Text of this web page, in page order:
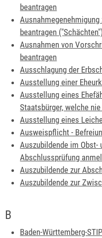
beantragen
beantragen
Ausnahmen von
beantragen
Ausschlagung der
Ausstellung einer
Ausstellung eines
Staatsbürger, welche
Ausstellung eines
Ausweispflicht -
Auszubildende im Obst-
Abschlussprüfung
Auszubildende zur
Auszubildende zur
B
Baden-Württemberg-